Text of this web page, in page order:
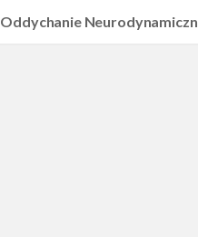
Oddychanie